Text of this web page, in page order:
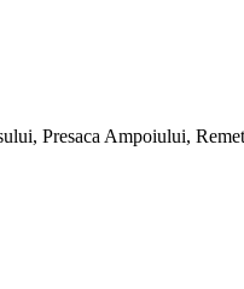
Presaca Ampoiului,